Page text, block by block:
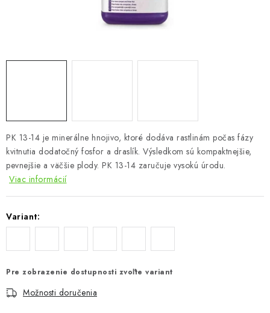
Podmienky o ochrane osobných údajov
PK 13-14 je minerálne hnojivo, ktoré dodáva rastlinám počas fázy
kvitnutia dodatočný fosfor a draslík. Výsledkom sú kompaktnejšie,
pevnejšie a väčšie plody. PK 13-14 zaručuje vysokú úrodu.
Viac informácií
Variant:
Pre zobrazenie dostupnosti zvoľte variant
Možnosti doručenia